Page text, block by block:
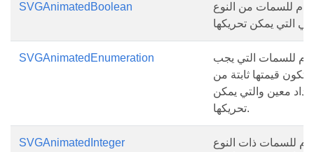
SVGAnimatedBoolean للسمات من النوع
SVGAnimatedEnumeration
للسمات التي يجب
تكون قيمتها ثابتة من
معين والتي يمكن
تحريكها.
SVGAnimatedInteger
للسمات ذات النوع